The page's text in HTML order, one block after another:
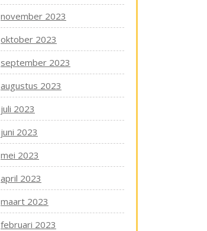
november 2023
oktober 2023
september 2023
augustus 2023
juli 2023
juni 2023
mei 2023
april 2023
maart 2023
februari 2023